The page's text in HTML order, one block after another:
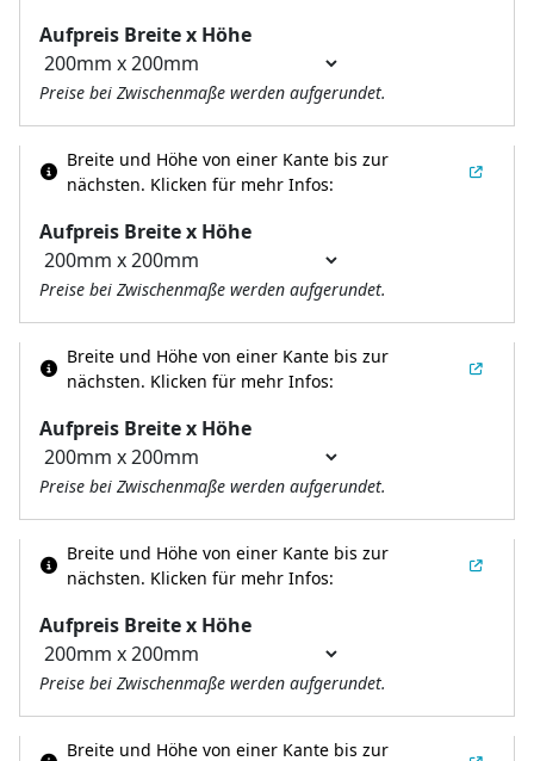
Aufpreis Breite x Höhe
Preise bei Zwischenmaße werden aufgerundet.
Aufpreis Breite x Höhe
Breite und Höhe von einer Kante bis zur
nächsten. Klicken für mehr Infos:
Preise bei Zwischenmaße werden aufgerundet.
Aufpreis Breite x Höhe
Breite und Höhe von einer Kante bis zur
nächsten. Klicken für mehr Infos:
Preise bei Zwischenmaße werden aufgerundet.
Aufpreis Breite x Höhe
Breite und Höhe von einer Kante bis zur
nächsten. Klicken für mehr Infos:
Preise bei Zwischenmaße werden aufgerundet.
Breite und Höhe von einer Kante bis zur